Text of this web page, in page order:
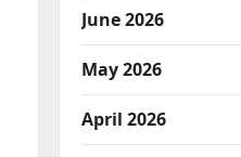
June 2026
May 2026
April 2026